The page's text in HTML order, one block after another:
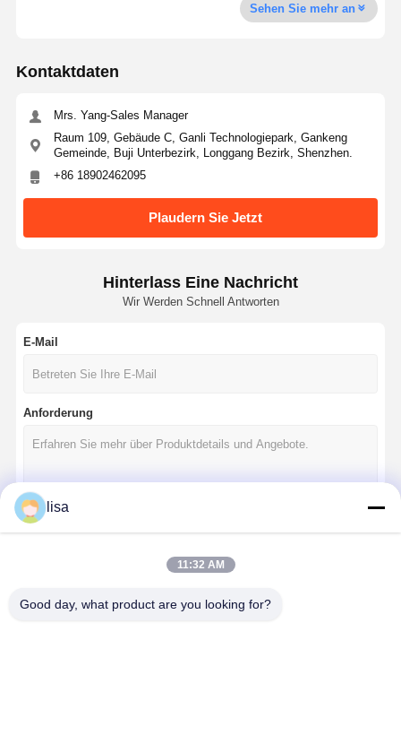
Sehen Sie mehr an
Kontaktdaten
Mrs. Yang-Sales Manager
Raum 109, Gebäude C, Ganli Technologiepark, Gankeng
Gemeinde, Buji Unterbezirk, Longgang Bezirk, Shenzhen.
+86 18902462095
Plaudern Sie Jetzt
Hinterlass Eine Nachricht
Wir Werden Schnell Antworten
E-Mail
Anforderung
lisa
11:32 AM
Good day, what product are you looking for?